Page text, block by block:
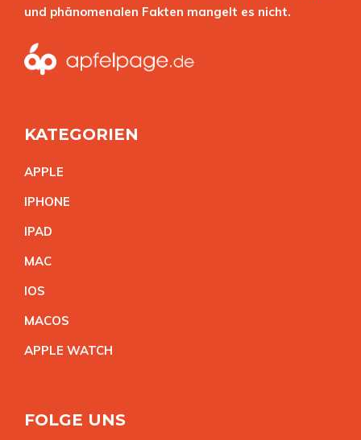
und phänomenalen Fakten mangelt es nicht.
KATEGORIEN
APPLE
IPHONE
IPAD
MAC
IOS
MACOS
APPLE WATCH
FOLGE UNS